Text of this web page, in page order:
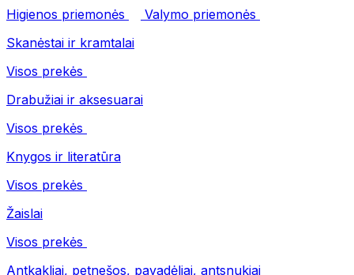
Higienos priemonės
Valymo priemonės
Skanėstai ir kramtalai
Visos prekės
Drabužiai ir aksesuarai
Visos prekės
Knygos ir literatūra
Visos prekės
Žaislai
Visos prekės
Antkakliai, petnešos, pavadėliai, antsnukiai